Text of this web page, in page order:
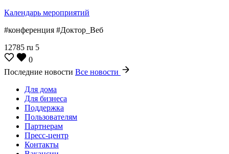
Календарь мероприятий
#конференция #Доктор_Веб
12785 ru 5
0
Последние новости Все новости
Для дома
Для бизнеса
Поддержка
Пользователям
Партнерам
Пресс-центр
Контакты